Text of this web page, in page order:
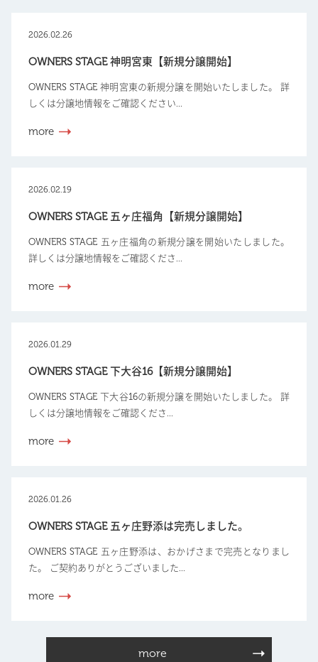
2026.02.26
OWNERS STAGE 神明宮東【新規分譲開始】
OWNERS STAGE 神明宮東の新規分譲を開始いたしました。 詳
しくは分譲地情報をご確認ください...
more
2026.02.19
OWNERS STAGE 五ヶ庄福角【新規分譲開始】
OWNERS STAGE 五ヶ庄福角の新規分譲を開始いたしました。
詳しくは分譲地情報をご確認くださ...
more
2026.01.29
OWNERS STAGE 下大谷16【新規分譲開始】
OWNERS STAGE 下大谷16の新規分譲を開始いたしました。 詳
しくは分譲地情報をご確認くださ...
more
2026.01.26
OWNERS STAGE 五ヶ庄野添は完売しました。
OWNERS STAGE 五ヶ庄野添は、おかげさまで完売となりまし
た。 ご契約ありがとうございました...
more
more